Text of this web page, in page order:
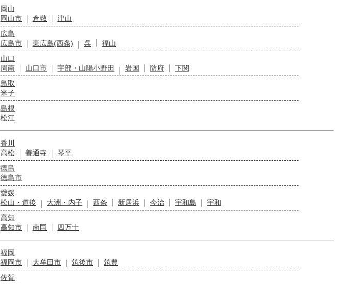
岡山
岡山市
倉敷
津山
広島
広島市
東広島(西条) 呉
福山
山口
周南
山口市 宇部・山陽小野田 岩国 防府
下関
鳥取
米子
島根
松江
香川
高松
善通寺
琴平
徳島
徳島市
愛媛
松山・道後
大洲・内子 西条 新居浜 今治 宇和島
宇和
高知
高知市
南国 四万十
福岡
福岡市
大牟田市 筑後市
筑豊
佐賀